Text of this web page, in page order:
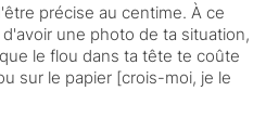
précise au centime. À ce
une photo de ta situation,
le flou dans ta tête te coûte
sur le papier [crois-moi, je le